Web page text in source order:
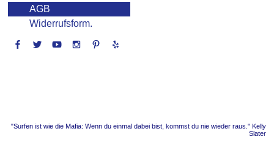
AGB
Widerrufsform.
"Surfen ist wie die Mafia: Wenn du einmal dabei bist, kommst du nie wieder raus." Kelly
Slater